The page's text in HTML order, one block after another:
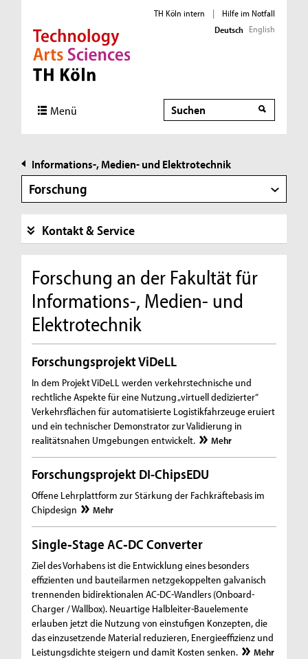
Direkt zur Hauptnavigation
Direkt zur Subnavigation
Direkt zum Inhalt
Direkt zum Fußbereich
TH Köln intern |
Hilfe im Notfall
Deutsch English
Menü Suche
Suche
Informations-, Medien- und Elektrotechnik
Forschung
Kontakt & Service
Forschung an der Fakultät für
Informations-, Medien- und
Elektrotechnik
Forschungsprojekt ViDeLL
In dem Projekt ViDeLL werden verkehrstechnische und
rechtliche Aspekte für eine Nutzung „virtuell dedizierter“
Verkehrsflächen für automatisierte Logistikfahrzeuge eruiert
und ein technischer Demonstrator zur Validierung in
realitätsnahen Umgebungen entwickelt.
Mehr
Forschungsprojekt DI-ChipsEDU
Offene Lehrplattform zur Stärkung der Fachkräftebasis im
Chipdesign
Mehr
Single‐Stage AC‐DC Converter
Ziel des Vorhabens ist die Entwicklung eines besonders
effizienten und bauteilarmen netzgekoppelten galvanisch
trennenden bidirektionalen AC-DC-Wandlers (Onboard-
Charger / Wallbox). Neuartige Halbleiter-Bauelemente
erlauben jetzt die Nutzung von einstufigen Konzepten, die
das einzusetzende Material reduzieren, Energieeffizienz und
Leistungsdichte steigern und damit Kosten senken.
Mehr